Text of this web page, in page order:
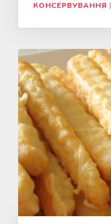
КОНСЕРВУВАННЯ |